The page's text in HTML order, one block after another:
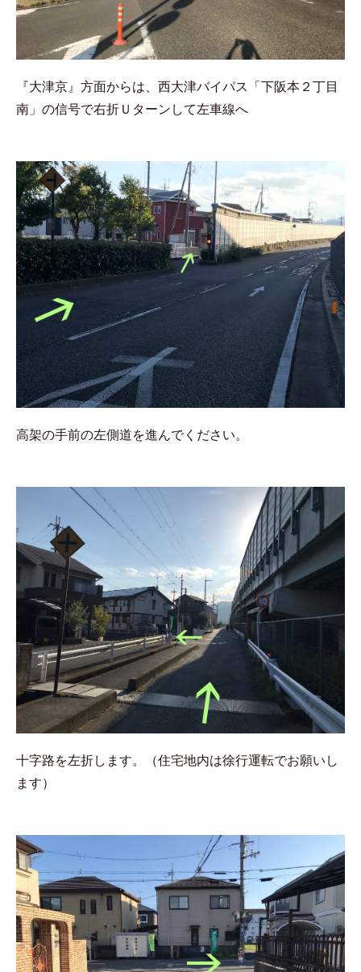
『大津京』方面からは、西大津バイパス「下阪本２丁目
南」の信号で右折Ｕターンして左車線へ
高架の手前の左側道を進んでください。
十字路を左折します。（住宅地内は徐行運転でお願いし
ます）